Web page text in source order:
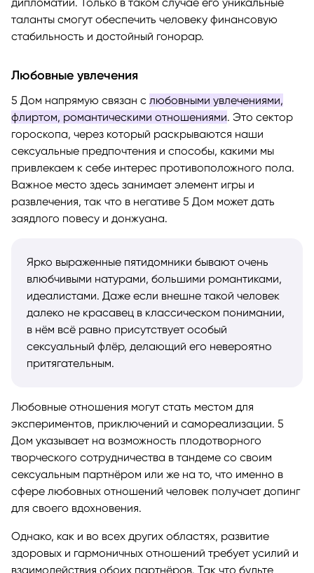
таланты смогут обеспечить человеку финансовую
стабильность и достойный гонорар.
Любовные увлечения
5 Дом напрямую связан с любовными увлечениями,
флиртом, романтическими отношениями. Это сектор
гороскопа, через который раскрываются наши
сексуальные предпочтения и способы, какими мы
привлекаем к себе интерес противоположного пола.
Важное место здесь занимает элемент игры и
развлечения, так что в негативе 5 Дом может дать
заядлого повесу и донжуана.
Ярко выраженные пятидомники бывают очень
влюбчивыми натурами, большими романтиками,
идеалистами. Даже если внешне такой человек
далеко не красавец в классическом понимании,
в нём всё равно присутствует особый
сексуальный флёр, делающий его невероятно
притягательным.
Любовные отношения могут стать местом для
экспериментов, приключений и самореализации. 5
Дом указывает на возможность плодотворного
творческого сотрудничества в тандеме со своим
сексуальным партнёром или же на то, что именно в
сфере любовных отношений человек получает допинг
для своего вдохновения.
Однако, как и во всех других областях, развитие
здоровых и гармоничных отношений требует усилий и
взаимодействия обоих партнёров. Так что будьте